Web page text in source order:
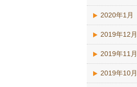
2020年1月
2019年12月
2019年11月
2019年10月